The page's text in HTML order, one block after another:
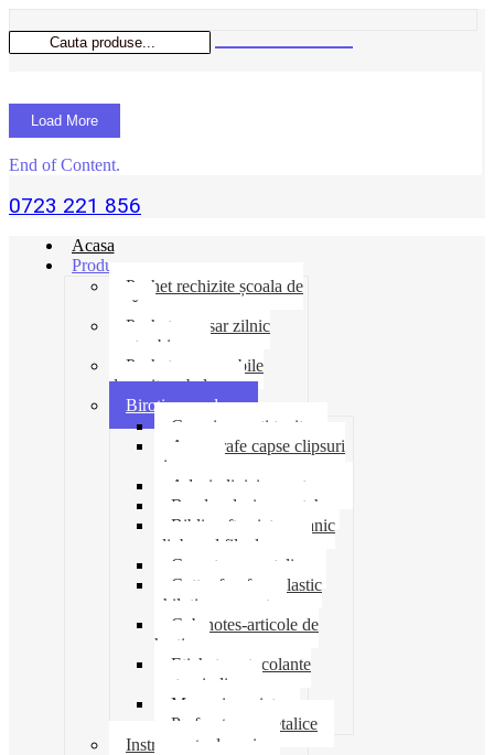
Load More
End of Content.
0723 221 856
Acasa
Produse
Pachet rechizite școala de
vară
Pachet necesar zilnic
pentru birou
Pachet consumabile
depozit-ambalare
Birotica-produse
Cosuri suporti tavite
Ace agrafe capse clipsuri
pioneze
Adeziv lipici corectoare
Banda adeziva-scotch
Biblioraft caiet mecanic
clipboard file dosare
Capsatoare metalice
Cutter foarfeca elastic
ghilotina magnet
Cub notes-articole de
hartie
Etichete autocolante
carton indigo
Mape si serviete
Perforatoare metalice
Instrumente de scris